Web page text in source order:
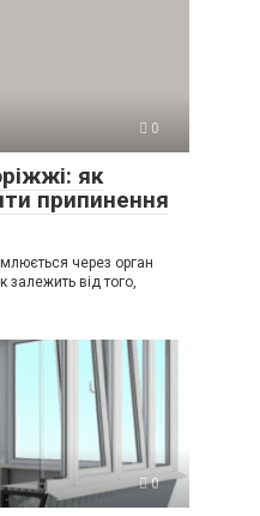
0
як
припинення
через орган
від того,
0